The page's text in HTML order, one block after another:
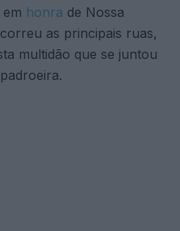
honra de Nossa
as principais ruas,
multidão que se juntou